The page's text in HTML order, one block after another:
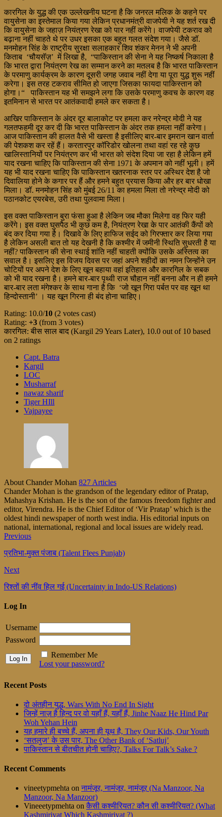
कारगिल के युद्ध की एक उल्लेखनीय घटना है कि जनरल मलिक के कहने पर
वायुसेना का इस्तेमाल किया गया लेकिन प्रधानमंत्री वाजपेयी ने यह शर्त रख दी
कि वायुसेना के जहाज़ नियंत्रण रेखा को पार नहीं करेंगे। वाजपेयी टकराव को
बढ़ाना नहीं चाहते थे पर उधर इसका एक बहुत गलत संदेश गया। जैसे डॉ.
मनमोहन सिंह के राष्ट्रीय सुरक्षा सलाहकार शिव शंकर मेनन ने भी अपनी
किताब ‘चौयसॅज़’ में लिखा है, “पाकिस्तान की सेना ने यह निष्कर्ष निकाला है
कि भारत द्वारा नियंत्रण रेख का सम्मान करने का मतलब है कि भारत पाकिस्तान
के परमाणु कार्यक्रम के कारण दूसरी जगह जवाब नहीं देगा या पूरा युद्ध शुरू नहीं
करेगा। इस तरह टकराव सीमित हो जाएगा जिसका फायदा पाकिस्तान को
होगा।“ पाकिस्तान यह भी समझने लगा कि उसके परमाणु कवच के कारण वह
इतमिनान से भारत पर आतंकवादी हमले कर सकता है।
आखिर पाकिस्तान के अंदर दूर बालाकोट पर हमला कर नरेन्द्र मोदी ने यह
गलतफहमी दूर कर दी कि भारत पाकिस्तान के अंदर तक हमला नहीं करेगा।
आज पाकिस्तान की हालत वैसे भी खस्ता है इसीलिए बार-बार इमरान खान वार्ता
की पेशकश कर रहें हैं। करतारपुर कॉरिडोर खोलना तथा वहां रह रहे कुछ
खालिस्तानियों पर नियंत्रण कर भी भारत को संदेश दिया जा रहा है लेकिन हमें
याद रखना चाहिए कि पाकिस्तान की सेना 1971 के अपमान को नहीं भूली। हमें
यह भी याद रखना चाहिए कि पाकिस्तान खतरनाक स्तर पर अस्थिर देश है जो
दिवालिया होने के कगार पर हैं और हमने बहुत प्रयास किया और हर बार धोखा
मिला। डॉ. मनमोहन सिंह को मुंबई 26/11 का हमला मिला तो नरेन्द्र मोदी को
पठानकोट एयरबेस, उरी तथा पुलवामा मिला।
इस वक्त पाकिस्तान बुरा फंसा हुआ है लेकिन जब मौका मिलेगा वह फिर यही
करेंगे। इस वक्त घुसपैठ भी कुछ कम है, नियंत्रण रेखा के पार आतंकी कैंपों को
बंद कर दिया गया है। दिखावे के लिए हाफिज सईद को गिरफ्तार कर लिया गया
है लेकिन असली बात तो यह देखनी है कि कश्मीर में जमीनी स्थिति सुधरती है या
नहीं? पाकिस्तान की सेना स्थाई शांति नहीं चाहती क्योंकि उसके अस्तित्व का
सवाल है। इसलिए इस विजय दिवस पर जहां अपने शहीदों का नमन जिन्होंने उन
चोटियों पर अपने देश के लिए खून बहाया वहां इतिहास और कारगिल के सबक
को भी याद रखना है। हमने बार-बार पृथ्वी राज चौहान नहीं बनना और न ही हमने
बार-बार लता मंगेश्कर के साथ गाना है कि ‘जो खून गिरा पर्बत पर वह खून था
हिन्दोस्तानी’ । यह खून गिरना ही बंद होना चाहिए।
Rating: 10.0/10 (2 votes cast)
Rating: +3 (from 3 votes)
कारगिल: बीस साल बाद (Kargil 29 Years Later), 10.0 out of 10 based
on 2 ratings
Capt. Batra
Kargil
LOC
Musharraf
nawaz sharif
Tiger HIll
Vajpayee
About Chander Mohan 827 Articles
Chander Mohan is the grandson of the legendary editor of Pratap,
Mahashya Krishan. He is the son of the famous freedom fighter and
editor, Virendra. He is the Chief Editor of ‘Vir Pratap’ which is the
oldest hindi newspaper of north west india. His editorial inputs on
national, international, regional and local issues are widely read.
Previous
प्रतिभा-मुक्त पंजाब (Talent Flees Punjab)
Next
रिश्तों की नींव हिल गई (Uncertainty in Indo-US Relations)
Log In
Username
Password
Remember Me
Lost your password?
Recent Posts
दो अंतहीन युद्ध, Wars With No End In Sight
जिन्हें नाज़ है हिन्द पर वो यहाँ हैं, यहाँ हैं, Jinhe Naaz He Hind Par
Woh Yehan Hein
यह हमारे ही बच्चे हैं, अपना ही यूथ है, They Our Kids, Our Youth
‘सतलुज’ के उस पार, The Other Bank of ‘Satluj’
पाकिस्तान से बीतचीत होनी चाहिए?, Talks For Talk’s Sake ?
Recent Comments
vineetypmehta on नामंजूर, नामंजूर, नामंजूर (Na Manzoor, Na
Manzoor, Na Manzoor)
Vineeetypmehta on कैसी कश्मीरियत? कौन सी कश्मीरियत? (What
Kashmiriyat Which Kashmiriyat ?)